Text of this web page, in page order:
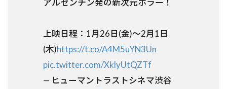
アルゼンチン発の新次元ホラー！
上映日程：1月26日(金)～2月1日
(木)https://t.co/A4M5uYN3Un
pic.twitter.com/XklyUtQZTf
— ヒューマントラストシネマ渋谷